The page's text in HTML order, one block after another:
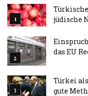
jüdische
das EU
Türkei
gute